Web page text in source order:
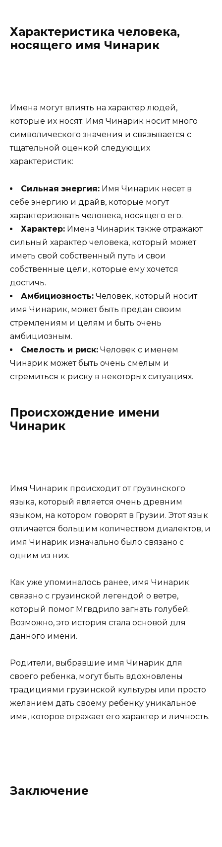
Характеристика человека,
носящего имя Чинарик
Имена могут влиять на характер людей,
которые их носят. Имя Чинарик носит много
символического значения и связывается с
тщательной оценкой следующих
характеристик:
Сильная энергия: Имя Чинарик несет в
себе энергию и драйв, которые могут
характеризовать человека, носящего его.
Характер: Имена Чинарик также отражают
сильный характер человека, который может
иметь свой собственный путь и свои
собственные цели, которые ему хочется
достичь.
Амбициозность: Человек, который носит
имя Чинарик, может быть предан своим
стремлениям и целям и быть очень
амбициозным.
Смелость и риск: Человек с именем
Чинарик может быть очень смелым и
стремиться к риску в некоторых ситуациях.
Происхождение имени
Чинарик
Имя Чинарик происходит от грузинского
языка, который является очень древним
языком, на котором говорят в Грузии. Этот язык
отличается большим количеством диалектов, и
имя Чинарик изначально было связано с
одним из них.
Как уже упоминалось ранее, имя Чинарик
связано с грузинской легендой о ветре,
который помог Мгвдрило загнать голубей.
Возможно, это история стала основой для
данного имени.
Родители, выбравшие имя Чинарик для
своего ребенка, могут быть вдохновлены
традициями грузинской культуры или просто
желанием дать своему ребенку уникальное
имя, которое отражает его характер и личность.
Заключение